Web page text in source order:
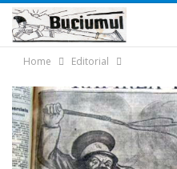
Home Editorial